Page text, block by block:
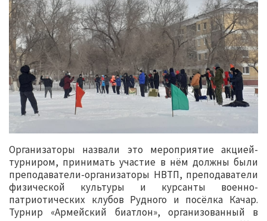
Организаторы назвали это мероприятие акцией-
турниром, принимать участие в нём должны были
преподаватели-организаторы НВТП, преподаватели
физической культуры и курсанты военно-
патриотических клубов Рудного и посёлка Качар.
Турнир «Армейский биатлон», организованный в